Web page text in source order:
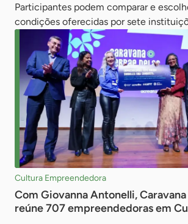
Participantes podem comparar e
condições oferecidas por sete
Cultura Empreendedora
Com Giovanna Antonelli,
reúne 707 empreendedoras em